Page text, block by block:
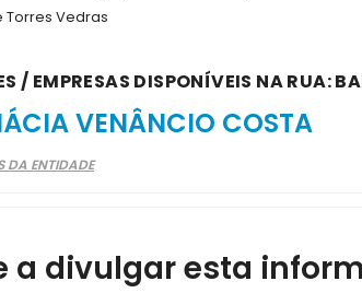
Vedras
/ EMPRESAS DISPONÍVEIS NA RUA:
VENÂNCIO COSTA
DA ENTIDADE
a divulgar esta